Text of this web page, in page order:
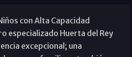
con Alta Capacidad
especializado Huerta del Rey
excepcional; una